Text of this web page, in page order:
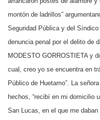
montón de ladrillos”
Seguridad Pública y del
denuncia penal por el delito de
MODESTO GORROSTIETA y
cual, creo yo se encuentra en
Público de Huetamo”. La
hechos, “recibí en mi domicilio
San Lucas, en el que me